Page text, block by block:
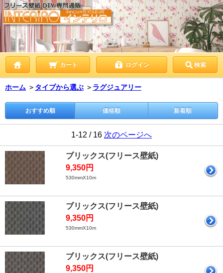
カート ログイン 検索
ホーム ＞ タイプから選ぶ ＞ ラグジュアリー
おすすめ順 価格順 新着順
1-12 / 16 次のページへ
ブリックス(フリース壁紙)
9,350円
530mmX10m
ブリックス(フリース壁紙)
9,350円
530mmX10m
ブリックス(フリース壁紙)
9,350円